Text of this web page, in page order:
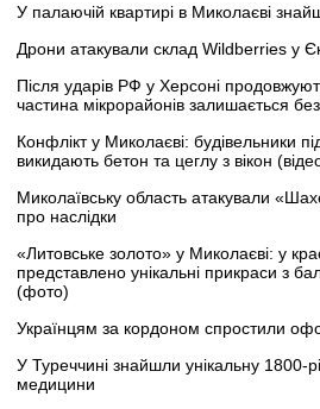
У палаючій квартирі в Миколаєві
Дрони атакували склад Wildberries у
Після ударів РФ у Херсоні
частина мікрорайонів залишається без
Конфлікт у Миколаєві: будівельники
викидають бетон та цеглу з вікон
Миколаївську область атакували
про наслідки
«Литовське золото» у Миколаєві: у
представлено унікальні прикраси з
(фото)
Українцям за кордоном спростили
У Туреччині знайшли унікальну 1800-
медицини